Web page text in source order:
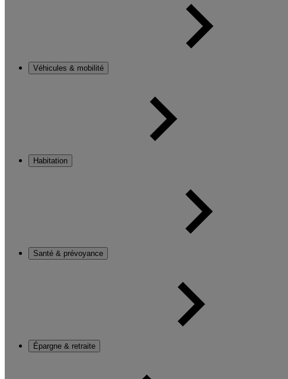
Véhicules & mobilité
Habitation
Santé & prévoyance
Épargne & retraite